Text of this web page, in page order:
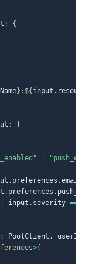
:
{
} : ${ input .
:
{
. preferences .
. preferences .
input . severity ===
: PoolClient , userId
>(